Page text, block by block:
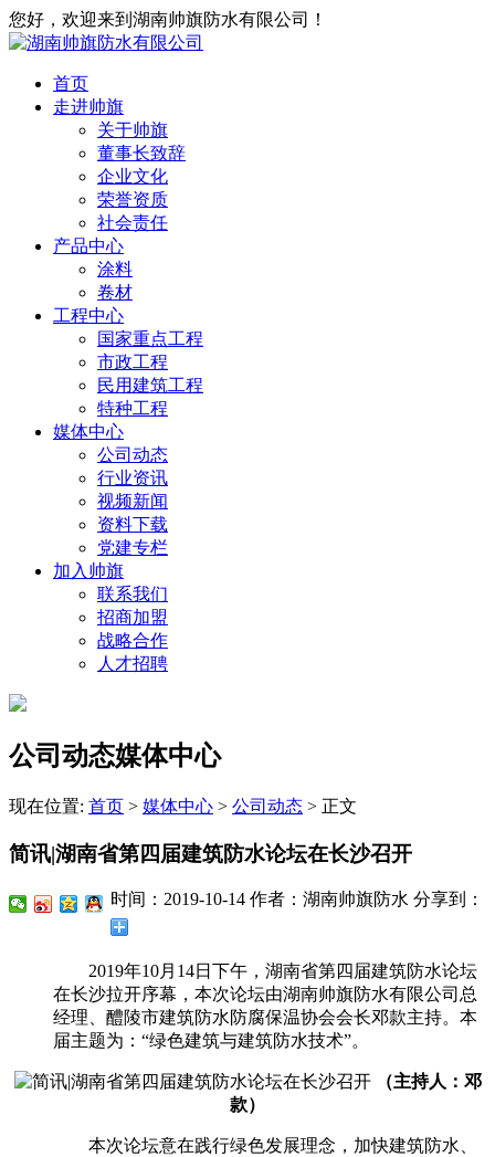
您好，欢迎来到湖南帅旗防水有限公司！
首页
走进帅旗
关于帅旗
董事长致辞
企业文化
荣誉资质
社会责任
产品中心
涂料
卷材
工程中心
国家重点工程
市政工程
民用建筑工程
特种工程
媒体中心
公司动态
行业资讯
视频新闻
资料下载
党建专栏
加入帅旗
联系我们
招商加盟
战略合作
人才招聘
公司动态媒体中心
现在位置: 首页 > 媒体中心 > 公司动态 > 正文
简讯|湖南省第四届建筑防水论坛在长沙召开
时间：2019-10-14 作者：湖南帅旗防水 分享到：
2019年10月14日下午，湖南省第四届建筑防水论坛
在长沙拉开序幕，本次论坛由湖南帅旗防水有限公司总
经理、醴陵市建筑防水防腐保温协会会长邓款主持。本
届主题为：“绿色建筑与建筑防水技术”。
（主持人：邓
款）
本次论坛意在践行绿色发展理念，加快建筑防水、